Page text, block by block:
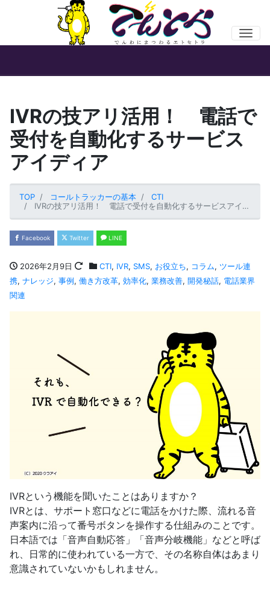
IVRの技アリ活用！ 電話で
受付を自動化するサービス
アイディア
TOP コールトラッカーの基本
CTI
IVRの技アリ活用！ 電話で受付を自動化するサービスアイディア
Facebook Twitter LINE
2026年2月9日 CTI, IVR, SMS, お役立ち, コラム, ツール連
携, ナレッジ, 事例, 働き方改革, 効率化, 業務改善, 開発秘話, 電話業界
関連
IVRという機能を聞いたことはありますか？
IVRとは、サポート窓口などに電話をかけた際、流れる音
声案内に沿って番号ボタンを操作する仕組みのことです。
日本語では「音声自動応答」「音声分岐機能」などと呼ば
れ、日常的に使われている一方で、その名称自体はあまり
意識されていないかもしれません。